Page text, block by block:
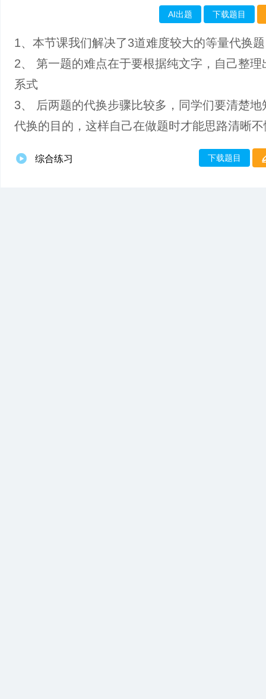
AI出题 下载题目
1、本节课我们解决了3道难度较大的等量代换
2、 第一题的难点在于要根据纯文字，自己整理
系式
3、 后两题的代换步骤比较多，同学们要清楚地
代换的目的，这样自己在做题时才能思路清晰
综合练习 下载题目